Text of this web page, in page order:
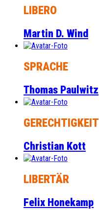
LIBERO
Martin D. Wind
SPRACHE
Thomas Paulwitz
GERECHTIGKEIT
Christian Kott
LIBERTÄR
Felix Honekamp